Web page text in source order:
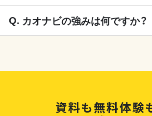
カオナビの強みは何ですか？
資料も無料体験